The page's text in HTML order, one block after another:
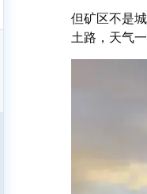
但矿区不是
土路，天气